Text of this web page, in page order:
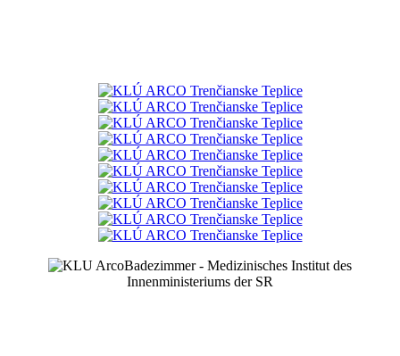
Badezimmer - Medizinisches Institut des
Innenministeriums der SR